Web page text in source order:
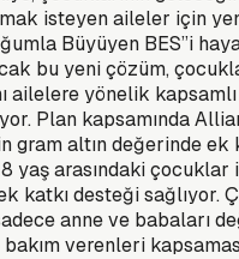
isteyen aileler için
Büyüyen BES”i
bu yeni çözüm,
ailelere yönelik
Plan kapsamında
gram altın değerinde ek
yaş arasındaki çocuklar
katkı desteği sağlıyor.
anne ve babaları
verenleri